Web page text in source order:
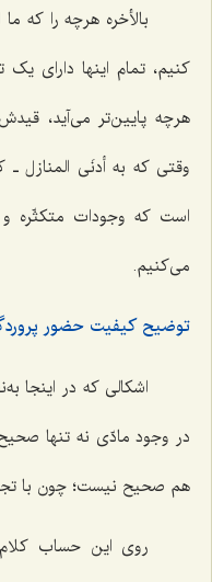
بالأخره هرچه را که
کنیم، تمام اینها دارای
هرچه پایین‌تر می‌آید،
وقتی که بهأدنَی المنازل ـ
است که وجودات متکثّره
می‌کنیم.
توضیح کیفیت حضور
اشکالی که در اینجا
در وجود مادّی نه تنها
هم صحیح نیست؛ چون با
روی این حساب کلام